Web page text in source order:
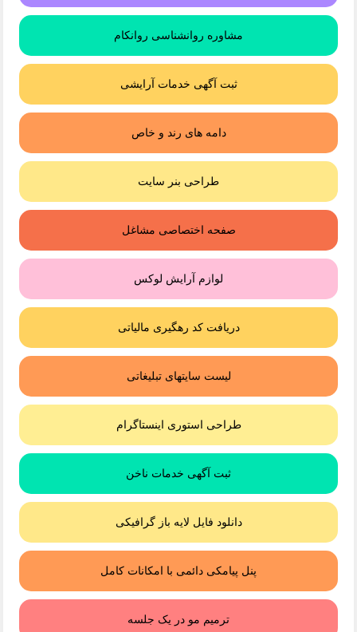
مشاوره روانشناسی روانکام
ثبت آگهی خدمات آرایشی
دامه های رند و خاص
طراحی بنر سایت
صفحه اختصاصی مشاغل
لوازم آرایش لوکس
دریافت کد رهگیری مالیاتی
لیست سایتهای تبلیغاتی
طراحی استوری اینستاگرام
ثبت آگهی خدمات ناخن
دانلود فایل لایه باز گرافیکی
پنل پیامکی دائمی با امکانات کامل
ترمیم مو در یک جلسه